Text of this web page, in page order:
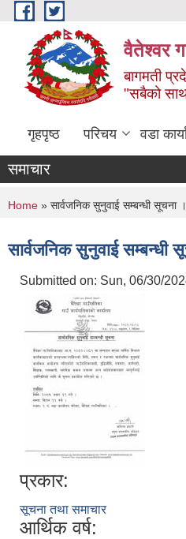
Skip to main content
वैतेश्वर
बागमती
"सबैको
गृहपृष्ठ परिचय वडा
समाचार
You are here
Home » सार्वजनिक सुनुवाई सम्बन्धी सूचना ।
सार्वजनिक सुनुवाई सम्बन्धी
Submitted on: Sun, 06/30/
प्रकार:
सूचना तथा समाचार
आर्थिक वर्ष: